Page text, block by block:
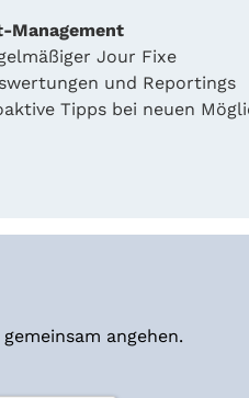
Management
Jour Fixe
und Reportings
Tipps bei neuen
angehen.